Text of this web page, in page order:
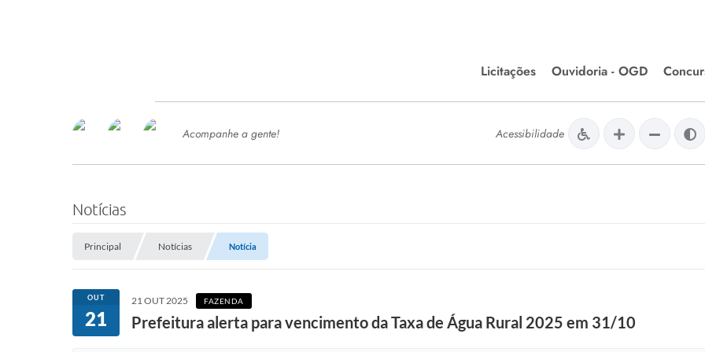
Licitações
Editais de Licitações
Chamamentos Públicos
Ouvidoria - OGD
SERVIÇOS
SEMED
Processo de Contratação -
Concursos e Processos Seletivos
Esporte
Meio Ambiente
Diário Oficial
Acompanhe a gente! Acessibilidade
Notícias
Principal Notícias Notícia
OUT
21
21 OUT 2025 FAZENDA
Prefeitura alerta para vencimento da Taxa de Água Rural 2025 em 31/10